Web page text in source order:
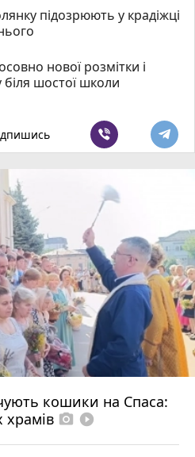
підозрюють у крадіжці
нової розмітки і
шостої школи
кошики на Спаса:
храмів photo_camera play_circle_filled